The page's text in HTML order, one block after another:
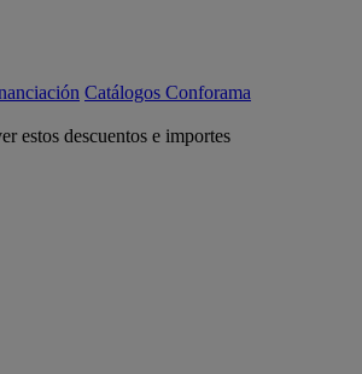
Catálogos Conforama
estos descuentos e importes